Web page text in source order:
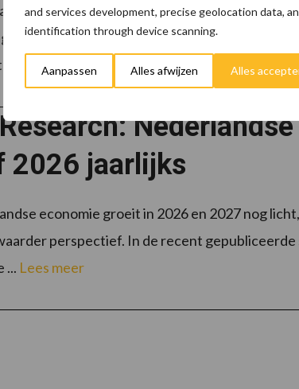
and services development, precise geolocation data,
identification through device scanning.
Aanpassen Alles afwijzen Alles
kinderopvangsector staat voor een
met directe overheidsfinanciering.
Lees meer
2026 jaarlijks
economie groeit in 2026 en 2027 nog
perspectief. In de recent
... Lees meer